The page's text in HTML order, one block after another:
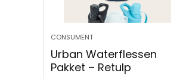
CONSUMENT
Urban Waterflessen
Pakket – Retulp